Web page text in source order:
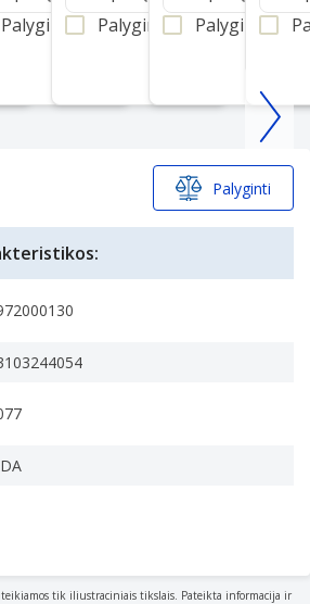
Palyginti
Palyginti
Palyginti
Palyginti
tik iliustraciniais tikslais. Pateikta informacija ir